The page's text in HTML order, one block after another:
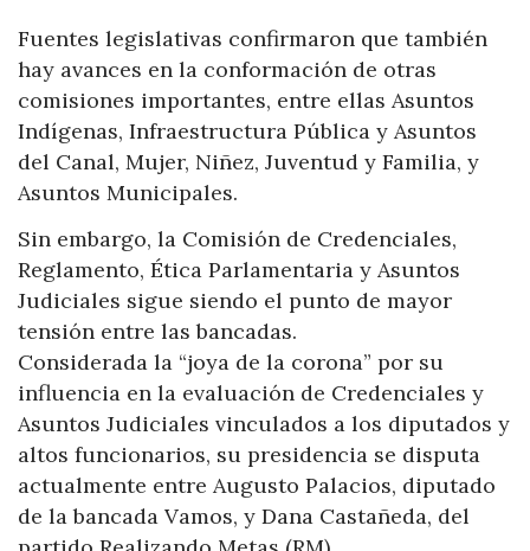
Fuentes legislativas confirmaron que también
hay avances en la conformación de otras
comisiones importantes, entre ellas Asuntos
Indígenas, Infraestructura Pública y Asuntos
del Canal, Mujer, Niñez, Juventud y Familia, y
Asuntos Municipales.
Sin embargo, la Comisión de Credenciales,
Reglamento, Ética Parlamentaria y Asuntos
Judiciales sigue siendo el punto de mayor
tensión entre las bancadas.
Considerada la “joya de la corona” por su
influencia en la evaluación de Credenciales y
Asuntos Judiciales vinculados a los diputados y
altos funcionarios, su presidencia se disputa
actualmente entre Augusto Palacios, diputado
de la bancada Vamos, y Dana Castañeda, del